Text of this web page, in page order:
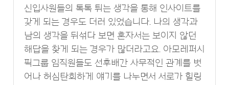
신입사원들의 톡톡 튀는 생각을 통해 인사이트를
갖게 되는 경우도 더러 있었습니다. 나의 생각과
남의 생각을 뒤섞다 보면 혼자서는 보이지 않던
해답을 찾게 되는 경우가 많더라고요. 아모레퍼시
픽그룹 임직원들도 선후배간 사무적인 관계를 벗
어나 허심탄회하게 얘기를 나누면서 서로가 힐링